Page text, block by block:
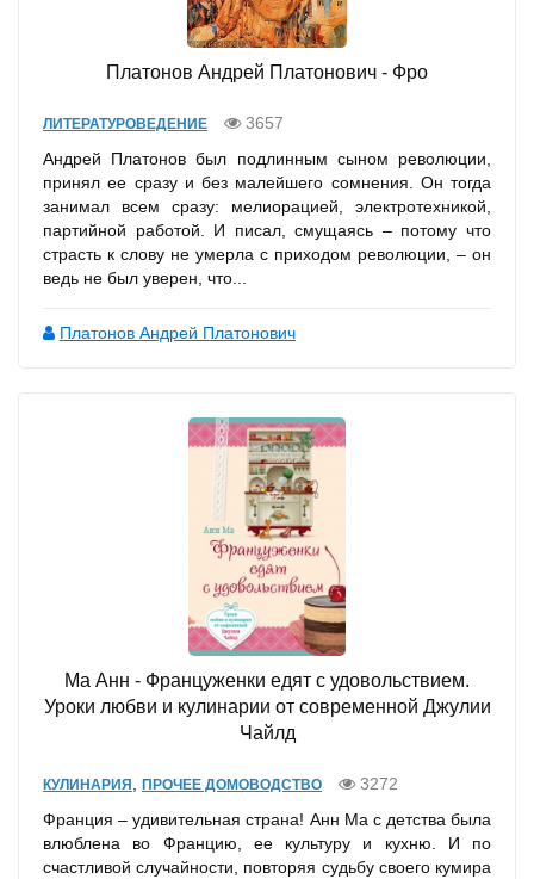
Платонов Андрей Платонович - Фро
ЛИТЕРАТУРОВЕДЕНИЕ
3657
Андрей Платонов был подлинным сыном революции,
принял ее сразу и без малейшего сомнения. Он тогда
занимал всем сразу: мелиорацией, электротехникой,
партийной работой. И писал, смущаясь – потому что
страсть к слову не умерла с приходом революции, – он
ведь не был уверен, что...
Платонов Андрей Платонович
Ма Анн - Француженки едят с удовольствием.
Уроки любви и кулинарии от современной Джулии
Чайлд
КУЛИНАРИЯ ПРОЧЕЕ ДОМОВОДСТВО
3272
Франция – удивительная страна! Анн Ма с детства была
влюблена во Францию, ее культуру и кухню. И по
счастливой случайности, повторяя судьбу своего кумира